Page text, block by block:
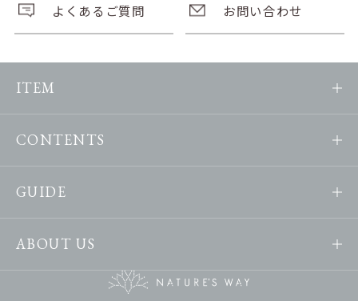
よくあるご質問 お問い合わせ
ITEM
CONTENTS
GUIDE
ABOUT US